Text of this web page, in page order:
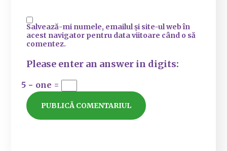
Salvează-mi numele, emailul și site-ul web în
acest navigator pentru data viitoare când o să
comentez.
Please enter an answer in digits:
5 − one =